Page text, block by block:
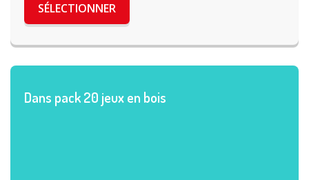
SÉLECTIONNER
Dans pack 20 jeux en bois